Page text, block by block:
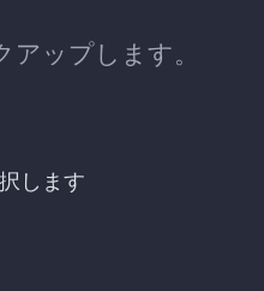
ップします。
します